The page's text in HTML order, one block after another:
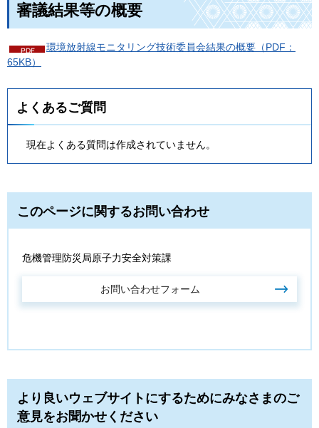
審議結果等の概要
環境放射線モニタリング技術委員会結果の概要（PDF：
65KB）
よくあるご質問
現在よくある質問は作成されていません。
このページに関するお問い合わせ
危機管理防災局原子力安全対策課
より良いウェブサイトにするためにみなさまのご
意見をお聞かせください